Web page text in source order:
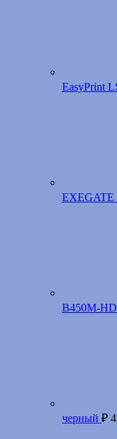
EasyPrint
EXEGATE
B450M-
черный ₽